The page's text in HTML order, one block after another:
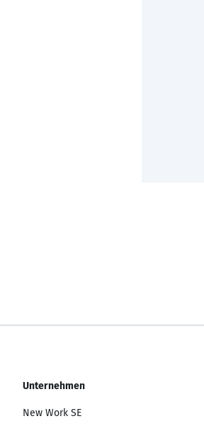
Unternehmen
New Work SE